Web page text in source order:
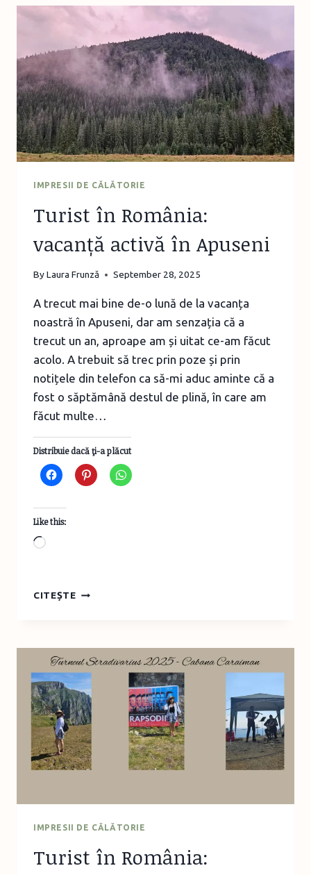
CIRCUITUL
VLĂDESEI
(APUSENI)
IMPRESII DE CĂLĂTORIE
Turist în România:
vacanță activă în Apuseni
ByLaura Frunză September 28, 2025
A trecut mai bine de-o lună de la vacanța
noastră în Apuseni, dar am senzația că a
trecut un an, aproape am și uitat ce-am făcut
acolo. A trebuit să trec prin poze și prin
notițele din telefon ca să-mi aduc aminte că a
fost o săptămână destul de plină, în care am
făcut multe…
Distribuie dacă ţi-a plăcut
Like this:
Loading…
CITEȘTETURIST
ACTIVĂ
ÎN
APUSENI
IMPRESII DE CĂLĂTORIE
Turist în România: